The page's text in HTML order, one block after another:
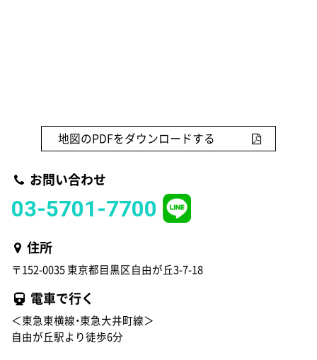
地図のPDFをダウンロードする
お問い合わせ
03-5701-7700
住所
〒152-0035 東京都目黒区自由が丘3-7-18
電車で行く
＜東急東横線・東急大井町線＞
自由が丘駅より徒歩6分